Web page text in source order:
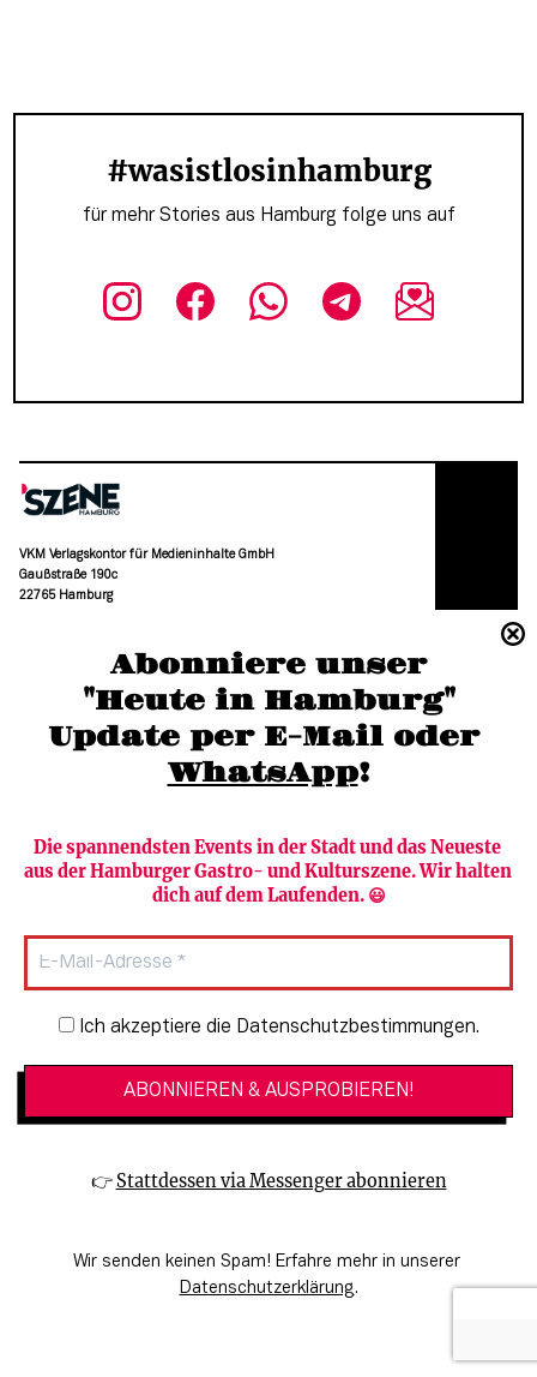
Abonniere unser
"Heute in Hamburg"
Update per E-Mail oder
WhatsApp!
Die spannendsten Events in der Stadt und das Neueste
aus der Hamburger Gastro- und Kulturszene. Wir halten
dich auf dem Laufenden. 😃
Newsletter-Anmeldung
Ich akzeptiere die Datenschutzbestimmungen.
👉 Stattdessen via Messenger abonnieren
Wir senden keinen Spam! Erfahre mehr in unserer
Datenschutzerklärung.
#wasistlosinhamburg
für mehr Stories aus Hamburg folge uns auf
VKM Verlagskontor für Medieninhalte GmbH
Gaußstraße 190c
22765 Hamburg
moc.grubmah-enezs@ofni
Newsletter abonnieren
HAMBURG PUR
🔗 Kinoprogramm
🔗 Genuss-Guide Hamburg
Datenschutzbestimmungen
Barrierefreiheitserklärung